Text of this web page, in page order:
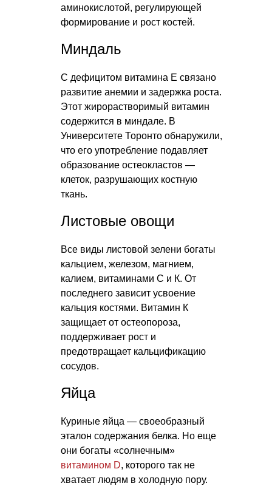
аминокислотой, регулирующей
формирование и рост костей.
Миндаль
С дефицитом витамина Е связано
развитие анемии и задержка роста.
Этот жирорастворимый витамин
содержится в миндале. В
Университете Торонто обнаружили,
что его употребление подавляет
образование остеокластов —
клеток, разрушающих костную
ткань.
Листовые овощи
Все виды листовой зелени богаты
кальцием, железом, магнием,
калием, витаминами С и К. От
последнего зависит усвоение
кальция костями. Витамин К
защищает от остеопороза,
поддерживает рост и
предотвращает кальцификацию
сосудов.
Яйца
Куриные яйца — своеобразный
эталон содержания белка. Но еще
они богаты «солнечным»
витамином D, которого так не
хватает людям в холодную пору.